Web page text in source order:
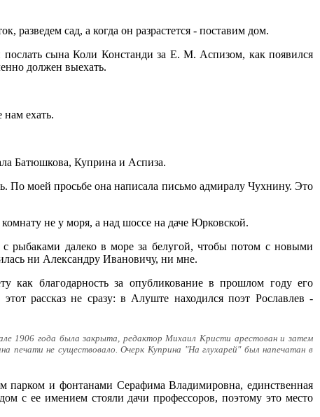
разведем сад, а когда он разрастется - поставим дом.
послать сына Коли Констанди за Е. М. Аспизом, как появился
должен выехать.
ехать.
Батюшкова, Куприна и Аспиза.
По моей просьбе она написала письмо адмиралу Чухнину. Это
не у моря, а над шоссе на даче Юрковской.
рыбаками далеко в море за белугой, чтобы потом с новыми
ни Александру Ивановичу, ни мне.
как благодарность за опубликование в прошлом году его
рассказ не сразу: в Алуште находился поэт Рославлев -
1906 года была закрыта, редактор Михаил Кристи арестован и затем
печати не существовало. Очерк Куприна "На глухарей" был напечатан в
и фонтанами Серафима Владимировна, единственная
с ее имением стояли дачи профессоров, поэтому это место